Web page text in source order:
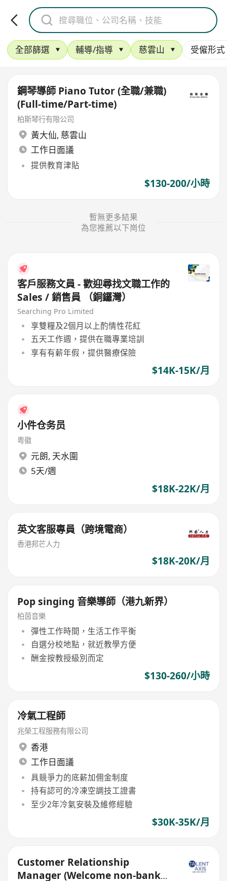
全部篩選 輔導/指導 慈雲山 受僱形式
鋼琴導師 Piano Tutor (全職/兼職)
(Full-time/Part-time)
柏斯琴行有限公司
黃大仙, 慈雲山
工作日面議
提供教育津貼
$130-200/小時
暫無更多結果
為您推薦以下崗位
客戶服務文員 - 歡迎尋找文職工作的
Sales / 銷售員 （銅鑼灣）
Searching Pro Limited
享雙糧及2個月以上酌情性花紅
五天工作週，提供在職專業培訓
享有有薪年假，提供醫療保險
$14K-15K/月
小件仓务员
粤徽
元朗, 天水圍
5天/週
$18K-22K/月
英文客服專員（跨境電商）
香港邦芒人力
$18K-20K/月
Pop singing 音樂導師（港九新界）
柏茵音樂
彈性工作時間，生活工作平衡
自選分校地點，就近教學方便
酬金按教授級別而定
$130-260/小時
冷氣工程師
兆榮工程服務有限公司
香港
工作日面議
具競爭力的底薪加佣金制度
持有認可的冷凍空調技工證書
至少2年冷氣安裝及維修經驗
$30K-35K/月
Customer Relationship
Manager (Welcome non-bank